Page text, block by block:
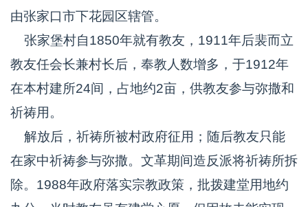
由张家口市下花园区辖管。
张家堡村自1850年就有教友，1911年后裴而立
教友任会长兼村长后，奉教人数增多，于1912年
在本村建所24间，占地约2亩，供教友参与弥撒和
祈祷用。
解放后，祈祷所被村政府征用；随后教友只能
在家中祈祷参与弥撒。文革期间造反派将祈祷所拆
除。1988年政府落实宗教政策，批拨建堂用地约